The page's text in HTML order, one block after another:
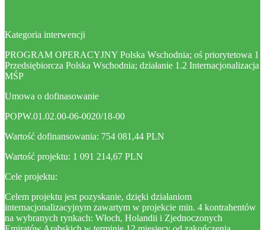
Kategoria interwencji
PROGRAM OPERACYJNY Polska Wschodnia; oś priorytetowa 1
Przedsiębiorcza Polska Wschodnia; działanie 1.2 Internacjonalizacja
MŚP
Umowa o dofinasowanie
POPW.01.02.00-06-0020/18-00
Wartość dofinansowania: 754 081,44 PLN
Wartość projektu: 1 091 214,67 PLN
Cele projektu:
Celem projektu jest pozyskanie, dzięki działaniom
internacjonalizacyjnym zawartym w projekcie min. 4 kontrahentów
na wybranych rynkach: Włoch, Holandii i Zjednoczonych